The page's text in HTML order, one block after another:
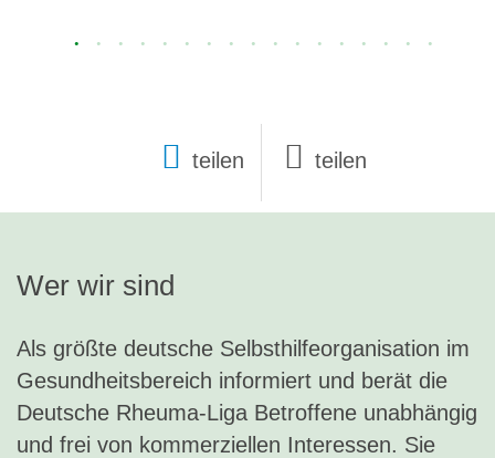
teilen
Wer wir sind
Als größte deutsche Selbsthilfeorganisation im
Gesundheitsbereich informiert und berät die
Deutsche Rheuma-Liga Betroffene unabhängig
und frei von kommerziellen Interessen. Sie